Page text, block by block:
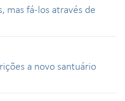
mas fá-los através de
a novo santuário